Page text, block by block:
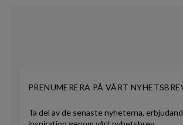
PRENUMERERA PÅ VÅRT
Ta del av de senaste nyheterna,